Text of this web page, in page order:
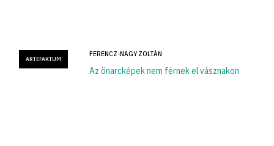
ARTEFAKTUM
FERENCZ-NAGY ZOLTÁN
Az önarcképek nem férnek el vásznakon